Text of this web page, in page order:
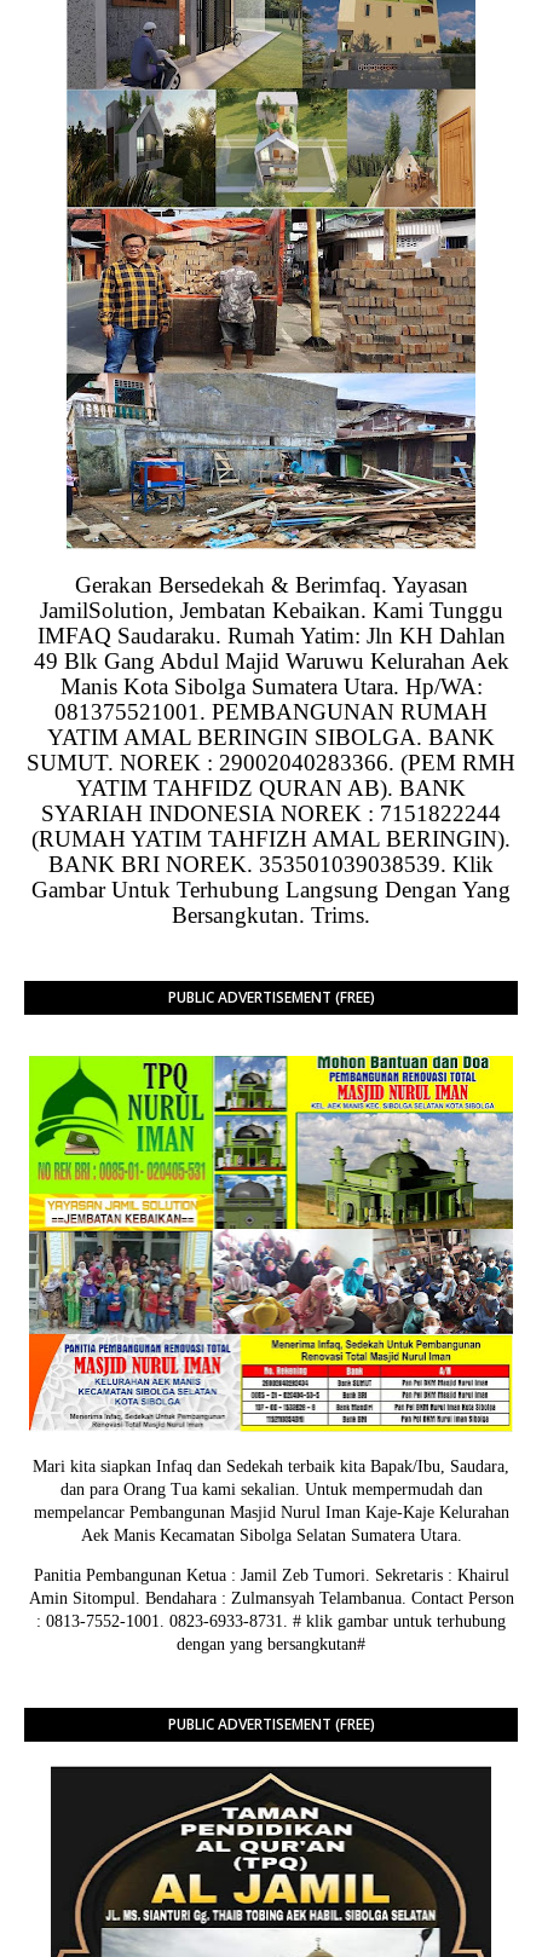
Gerakan Bersedekah & Berimfaq. Yayasan
JamilSolution, Jembatan Kebaikan. Kami Tunggu
IMFAQ Saudaraku. Rumah Yatim: Jln KH Dahlan
49 Blk Gang Abdul Majid Waruwu Kelurahan Aek
Manis Kota Sibolga Sumatera Utara. Hp/WA:
081375521001. PEMBANGUNAN RUMAH
YATIM AMAL BERINGIN SIBOLGA. BANK
SUMUT. NOREK : 29002040283366. (PEM RMH
YATIM TAHFIDZ QURAN AB). BANK
SYARIAH INDONESIA NOREK : 7151822244
(RUMAH YATIM TAHFIZH AMAL BERINGIN).
BANK BRI NOREK. 353501039038539. Klik
Gambar Untuk Terhubung Langsung Dengan Yang
Bersangkutan. Trims.
PUBLIC ADVERTISEMENT (FREE)
Mari kita siapkan Infaq dan Sedekah terbaik kita Bapak/Ibu, Saudara,
dan para Orang Tua kami sekalian. Untuk mempermudah dan
mempelancar Pembangunan Masjid Nurul Iman Kaje-Kaje Kelurahan
Aek Manis Kecamatan Sibolga Selatan Sumatera Utara.
Panitia Pembangunan Ketua : Jamil Zeb Tumori. Sekretaris : Khairul
Amin Sitompul. Bendahara : Zulmansyah Telambanua. Contact Person
: 0813-7552-1001. 0823-6933-8731. # klik gambar untuk terhubung
dengan yang bersangkutan#
PUBLIC ADVERTISEMENT (FREE)